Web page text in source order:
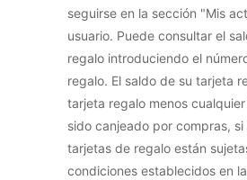
seguirse en la sección "Mis
usuario. Puede consultar el
regalo introduciendo el
regalo. El saldo de su tarjeta
tarjeta regalo menos
sido canjeado por compras, si
tarjetas de regalo están
condiciones establecidos en la